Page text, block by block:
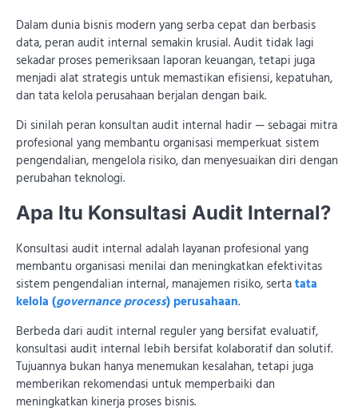
Dalam dunia bisnis modern yang serba cepat dan berbasis
data, peran audit internal semakin krusial. Audit tidak lagi
sekadar proses pemeriksaan laporan keuangan, tetapi juga
menjadi alat strategis untuk memastikan efisiensi, kepatuhan,
dan tata kelola perusahaan berjalan dengan baik.
Di sinilah peran konsultan audit internal hadir — sebagai mitra
profesional yang membantu organisasi memperkuat sistem
pengendalian, mengelola risiko, dan menyesuaikan diri dengan
perubahan teknologi.
Apa Itu Konsultasi Audit Internal?
Konsultasi audit internal adalah layanan profesional yang
membantu organisasi menilai dan meningkatkan efektivitas
sistem pengendalian internal, manajemen risiko, sertatata
kelola (governance process) perusahaan.
Berbeda dari audit internal reguler yang bersifat evaluatif,
konsultasi audit internal lebih bersifat kolaboratif dan solutif.
Tujuannya bukan hanya menemukan kesalahan, tetapi juga
memberikan rekomendasi untuk memperbaiki dan
meningkatkan kinerja proses bisnis.